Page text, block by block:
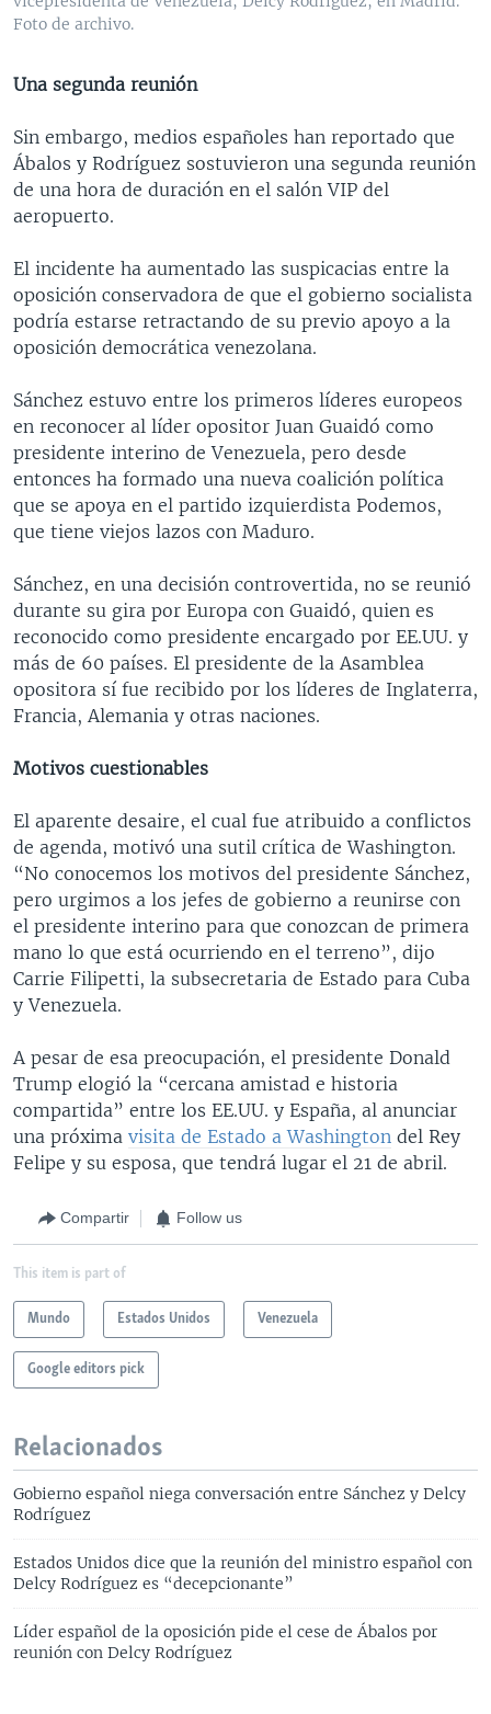
Foto de archivo.
Una segunda reunión
Sin embargo, medios españoles han reportado que
Ábalos y Rodríguez sostuvieron una segunda reunión
de una hora de duración en el salón VIP del
aeropuerto.
El incidente ha aumentado las suspicacias entre la
oposición conservadora de que el gobierno socialista
podría estarse retractando de su previo apoyo a la
oposición democrática venezolana.
Sánchez estuvo entre los primeros líderes europeos
en reconocer al líder opositor Juan Guaidó como
presidente interino de Venezuela, pero desde
entonces ha formado una nueva coalición política
que se apoya en el partido izquierdista Podemos,
que tiene viejos lazos con Maduro.
Sánchez, en una decisión controvertida, no se reunió
durante su gira por Europa con Guaidó, quien es
reconocido como presidente encargado por EE.UU. y
más de 60 países. El presidente de la Asamblea
opositora sí fue recibido por los líderes de Inglaterra,
Francia, Alemania y otras naciones.
Motivos cuestionables
El aparente desaire, el cual fue atribuido a conflictos
de agenda, motivó una sutil crítica de Washington.
“No conocemos los motivos del presidente Sánchez,
pero urgimos a los jefes de gobierno a reunirse con
el presidente interino para que conozcan de primera
mano lo que está ocurriendo en el terreno”, dijo
Carrie Filipetti, la subsecretaria de Estado para Cuba
y Venezuela.
A pesar de esa preocupación, el presidente Donald
Trump elogió la “cercana amistad e historia
compartida” entre los EE.UU. y España, al anunciar
una próxima visita de Estado a Washington del Rey
Felipe y su esposa, que tendrá lugar el 21 de abril.
Compartir Follow us
This item is part of
Mundo Estados Unidos Venezuela
Google editors pick
Relacionados
Gobierno español niega conversación entre Sánchez y Delcy
Rodríguez
Estados Unidos dice que la reunión del ministro español con
Delcy Rodríguez es “decepcionante”
Líder español de la oposición pide el cese de Ábalos por
reunión con Delcy Rodríguez